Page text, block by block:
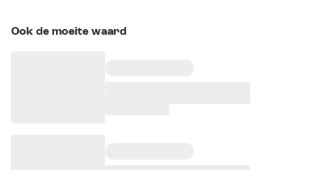
Ook de moeite waard